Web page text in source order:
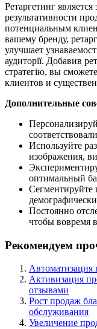
Ретаргетинг
результативности
потенциальным
вашему бренду,
улучшает
аудиторії. Добавив
стратегію, вы
клиентов и
Дополнительные
Используйте
изображения,
оптимальный
Сегментируйте
Постоянно
чтобы вовремя
Рекомендуем
Автоматизация
Активизация
отзывами
Рост продаж
обслуживания
Увеличение